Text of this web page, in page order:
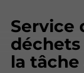
Service
la tâche